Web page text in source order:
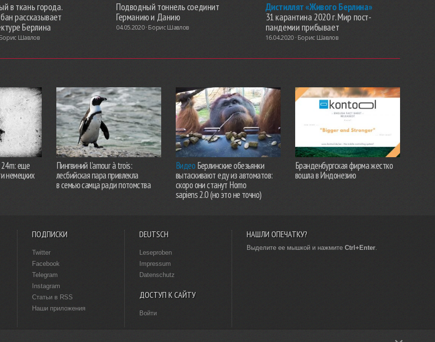
в ткань города.
рассказывает
Берлина
Шавлов
Подводный тоннель соединит
Германию и Данию
04.05.2020 · Борис Шавлов
Дистиллят «Живого Берлина»
31 карантина 2020 г. Мир пост-
пандемии прибывает
16.04.2020 · Борис Шавлов
еще
немецких
Пингвиний l’amour à trois:
лесбийская пара привлекла
в семью самца ради потомства
Видео Берлинские обезьянки
вытаскивают еду из автоматов:
скоро они станут Homo
sapiens 2.0 (но это не точно)
Бранденбургская фирма жестко
вошла в Индонезию
ПОДПИСКИ
Twitter
Facebook
Telegram
Instagram
Статьи в RSS
Наши приложения
DEUTSCH
Leseproben
Impressum
Datenschutz
ДОСТУП К САЙТУ
Войти
НАШЛИ ОПЕЧАТКУ?
Выделите ее мышкой и нажмите Ctrl+Enter